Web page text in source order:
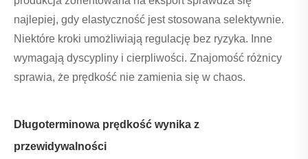
najlepiej, gdy elastyczność jest stosowana selektywnie.
Niektóre kroki umożliwiają regulację bez ryzyka. Inne
wymagają dyscypliny i cierpliwości. Znajomość różnicy
sprawia, że ​​prędkość nie zamienia się w chaos.
Długoterminowa prędkość wynika z
przewidywalności